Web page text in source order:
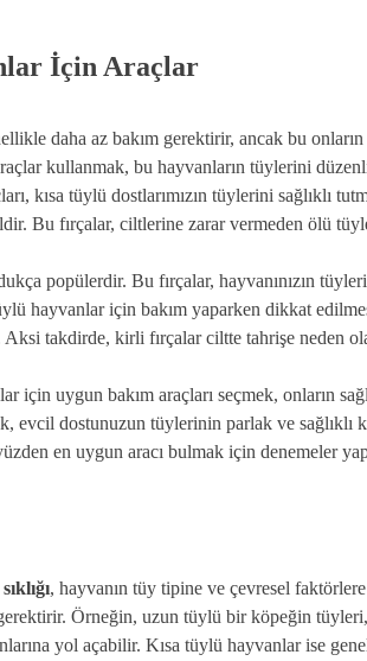
İçin Araçlar
daha az bakım gerektirir, ancak bu
kullanmak, bu hayvanların tüylerini
kısa tüylü dostlarımızın tüylerini sağlıklı
Bu fırçalar, ciltlerine zarar vermeden ölü
popülerdir. Bu fırçalar, hayvanınızın
hayvanlar için bakım yaparken dikkat
takdirde, kirli fırçalar ciltte tahrişe neden
için uygun bakım araçları seçmek, onların
evcil dostunuzun tüylerinin parlak ve sağlıklı
en uygun aracı bulmak için denemeler
, hayvanın tüy tipine ve çevresel
Örneğin, uzun tüylü bir köpeğin tüyleri,
yol açabilir. Kısa tüylü hayvanlar ise